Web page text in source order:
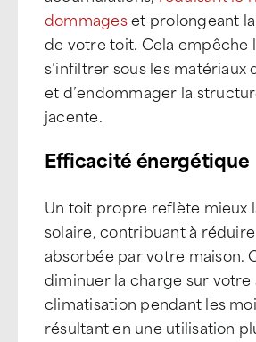
dommageset prolongeant
de votre toit. Cela empêche
s’infiltrer sous les
et d’endommager la
jacente.
Efficacité énergétique
Un toit propre reflète mieux
solaire, contribuant à
absorbée par votre maison.
diminuer la charge sur votre
climatisation pendant les
résultant en une utilisation